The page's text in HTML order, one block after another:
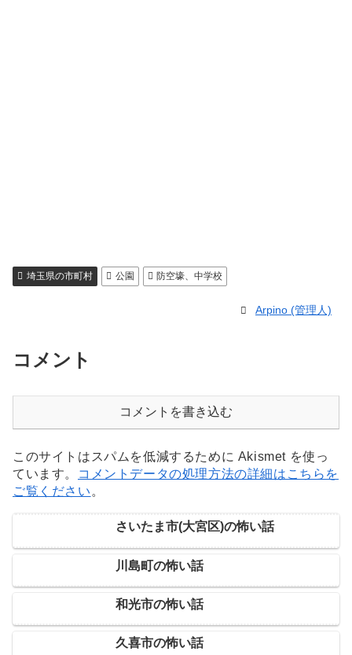
埼玉県の市町村 公園 防空壕、中学校
Arpino (管理人)
コメント
コメントを書き込む
このサイトはスパムを低減するために Akismet を使っ
ています。
コメントデータの処理方法の詳細はこちらを
ご覧ください 。
さいたま市(大宮区)の怖い話
川島町の怖い話
和光市の怖い話
久喜市の怖い話